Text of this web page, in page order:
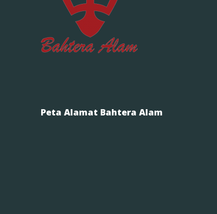
Peta Alamat Bahtera Alam